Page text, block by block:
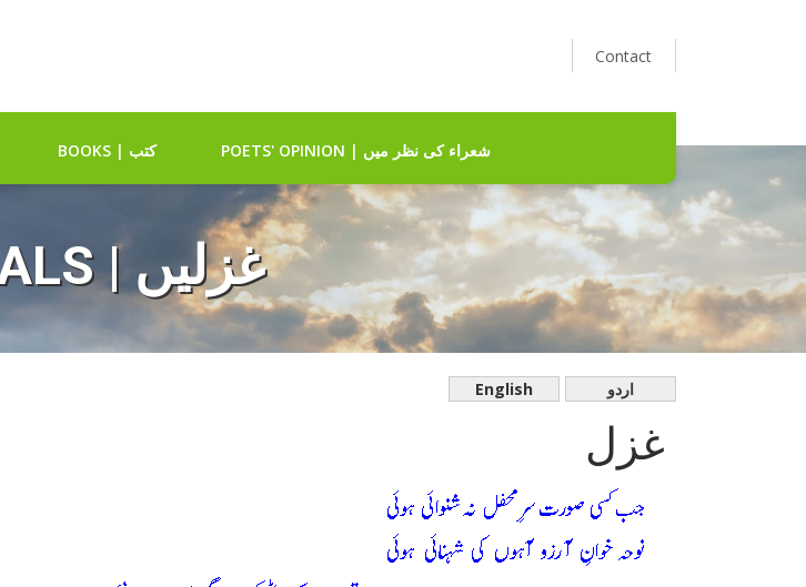
Contact
BOOKS | کتب POETS' OPINION | شعراء کی نظر میں
GHAZALS | غزلیں
English اردو
غزل